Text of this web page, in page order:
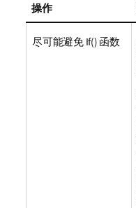
操作
尽可能避免 If() 函数